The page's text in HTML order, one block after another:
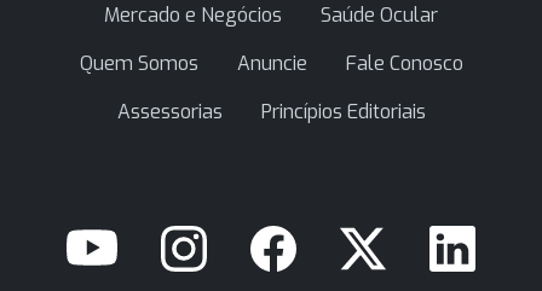
Mercado e Negócios
Saúde Ocular
Quem Somos
Anuncie
Fale Conosco
Assessorias
Princípios Editoriais